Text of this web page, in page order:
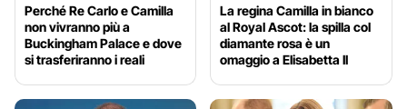
Perché Re Carlo e Camilla
non vivranno più a
Buckingham Palace e dove
si trasferiranno i reali
La regina Camilla in bianco
al Royal Ascot: la spilla col
diamante rosa è un
omaggio a Elisabetta II